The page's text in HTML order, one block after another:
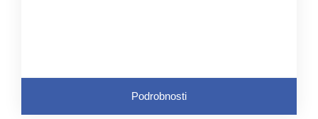
Podrobnosti